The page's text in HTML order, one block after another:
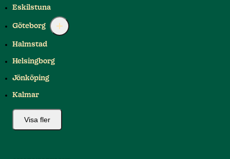
Eskilstuna
Göteborg
Halmstad
Helsingborg
Jönköping
Kalmar
Visa fler